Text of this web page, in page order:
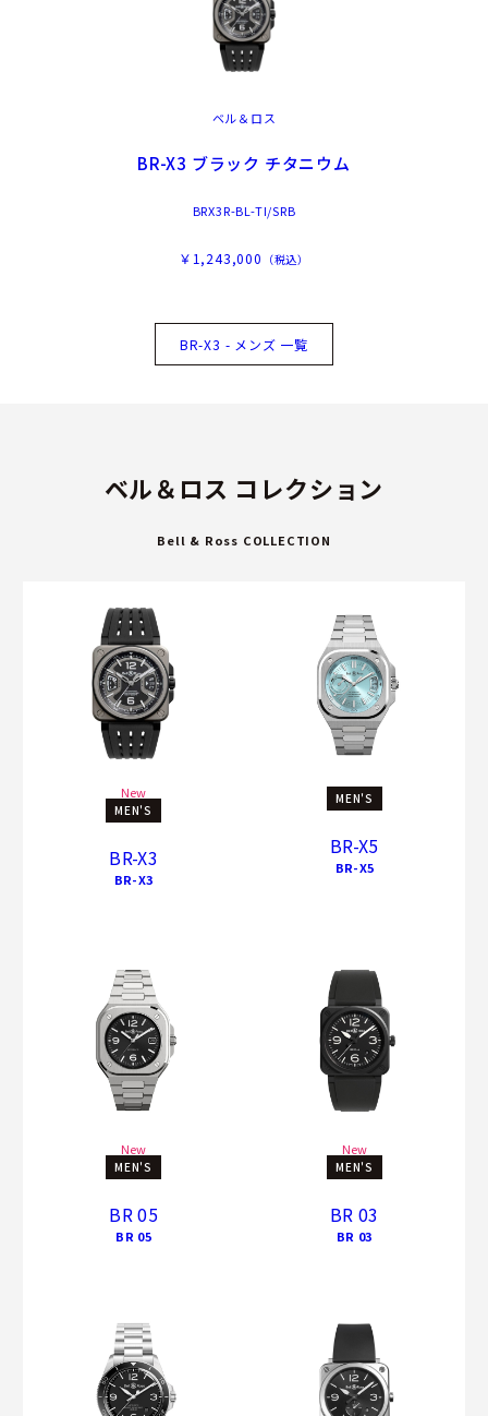
ベル＆ロス
BR-X3 ブラック チタニウム
BRX3R-BL-TI/SRB
￥1,243,000 （税込）
BR-X3 - メンズ 一覧
ベル＆ロス コレクション
Bell & Ross COLLECTION
New
MEN'S
BR-X3
BR-X3
MEN'S
BR-X5
BR-X5
New
MEN'S
BR 05
BR 05
New
MEN'S
BR 03
BR 03